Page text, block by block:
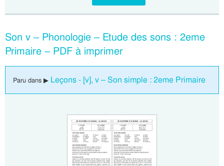
Son v – Phonologie – Etude des sons : 2eme
Primaire – PDF à imprimer
Paru dans ▶ Leçons - [v], v – Son simple : 2eme Primaire